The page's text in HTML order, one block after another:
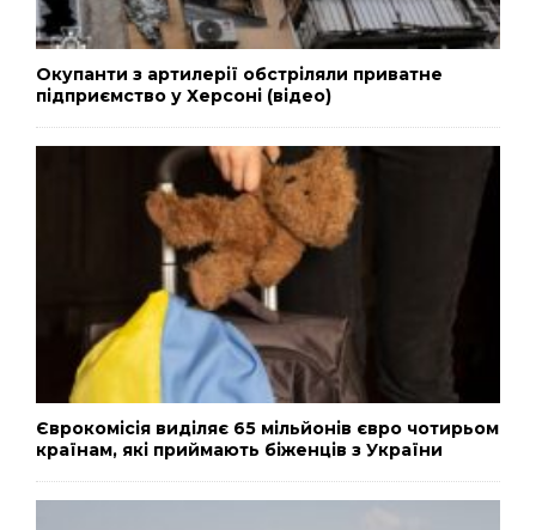
Окупанти з артилерії обстріляли приватне
підприємство у Херсоні (відео)
Єврокомісія виділяє 65 мільйонів євро чотирьом
країнам, які приймають біженців з України